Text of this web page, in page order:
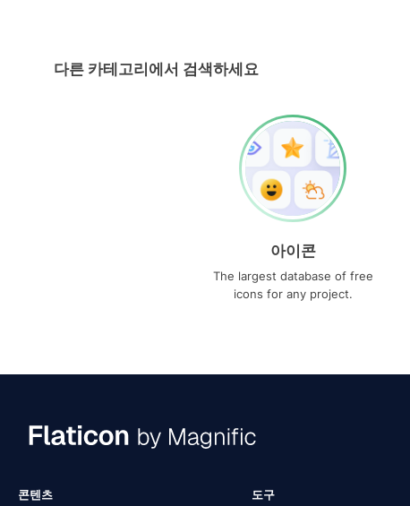
다른 카테고리에서 검색하세요
아이콘
The largest database of free
icons for any project.
콘텐츠 도구